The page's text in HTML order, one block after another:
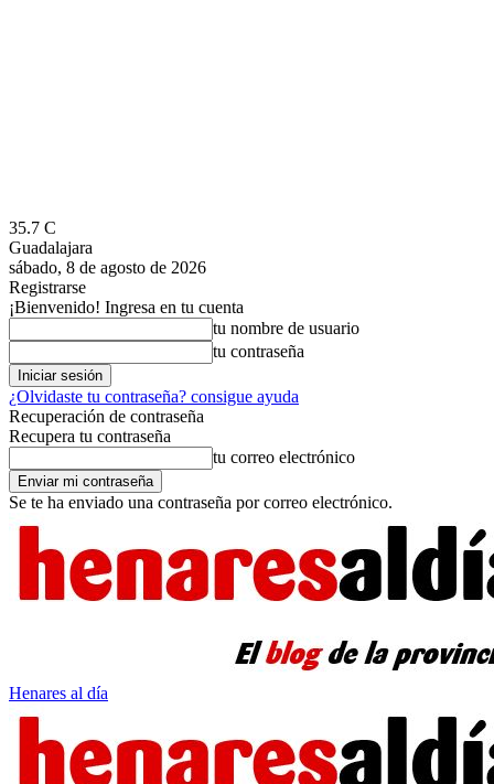
35.7 C
Guadalajara
sábado, 8 de agosto de 2026
Registrarse
¡Bienvenido! Ingresa en tu cuenta
tu nombre de usuario
tu contraseña
¿Olvidaste tu contraseña? consigue ayuda
Recuperación de contraseña
Recupera tu contraseña
tu correo electrónico
Se te ha enviado una contraseña por correo electrónico.
Henares al día